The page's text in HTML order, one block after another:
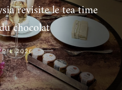
revisite le tea time
chocolat
2026